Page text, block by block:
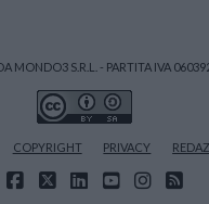
MONDO3 S.R.L. - PARTITA IVA
COPYRIGHT PRIVACY